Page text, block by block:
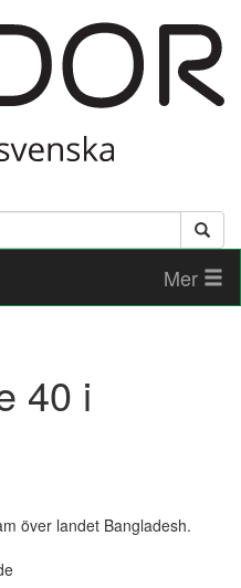
Mer
40 i
över landet Bangladesh.